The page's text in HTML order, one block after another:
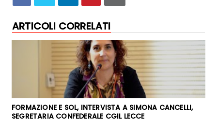
ARTICOLI CORRELATI
FORMAZIONE E SOL, INTERVISTA A SIMONA CANCELLI,
SEGRETARIA CONFEDERALE CGIL LECCE